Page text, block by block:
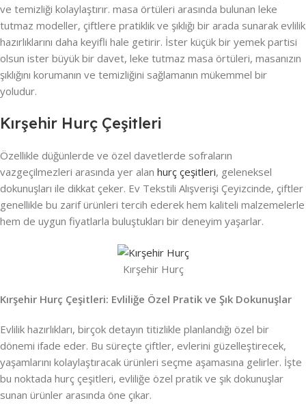
ve temizliği kolaylaştırır. masa örtüleri arasında bulunan leke
tutmaz modeller, çiftlere pratiklik ve şıklığı bir arada sunarak evlilik
hazırlıklarını daha keyifli hale getirir. İster küçük bir yemek partisi
olsun ister büyük bir davet, leke tutmaz masa örtüleri, masanızın
şıklığını korumanın ve temizliğini sağlamanın mükemmel bir
yoludur.
Kırşehir Hurç Çeşitleri
Özellikle düğünlerde ve özel davetlerde sofraların
vazgeçilmezleri arasında yer alan hurç çeşitleri, geleneksel
dokunuşları ile dikkat çeker. Ev Tekstili Alışverişi Çeyizcinde, çiftler
genellikle bu zarif ürünleri tercih ederek hem kaliteli malzemelerle
hem de uygun fiyatlarla buluştukları bir deneyim yaşarlar.
Kırşehir Hurç
Kırşehir Hurç Çeşitleri: Evliliğe Özel Pratik ve Şık Dokunuşlar
Evlilik hazırlıkları, birçok detayın titizlikle planlandığı özel bir
dönemi ifade eder. Bu süreçte çiftler, evlerini güzelleştirecek,
yaşamlarını kolaylaştıracak ürünleri seçme aşamasına gelirler. İşte
bu noktada hurç çeşitleri, evliliğe özel pratik ve şık dokunuşlar
sunan ürünler arasında öne çıkar.